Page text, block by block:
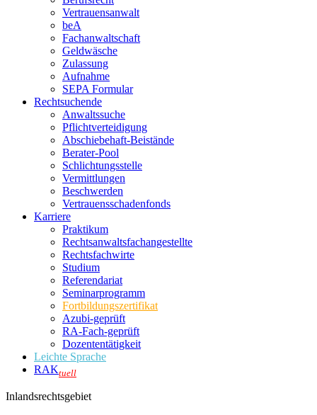
Vertrauensanwalt
beA
Fachanwaltschaft
Geldwäsche
Zulassung
Aufnahme
SEPA Formular
Rechtsuchende
Anwaltssuche
Pflichtverteidigung
Abschiebehaft-Beistände
Berater-Pool
Schlichtungsstelle
Vermittlungen
Beschwerden
Vertrauensschadenfonds
Karriere
Praktikum
Rechtsanwalts­fachangestellte
Rechtsfachwirte
Studium
Referendariat
Seminarprogramm
Fortbildungszertifikat
Azubi-geprüft
RA-Fach-geprüft
Dozententätigkeit
Leichte Sprache
RAKtuell
Inlandsrechtsgebiet